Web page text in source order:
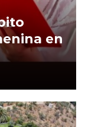
en